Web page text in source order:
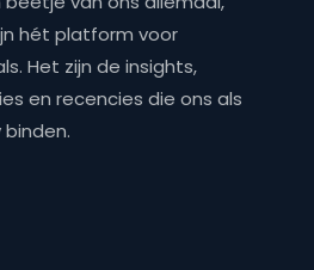
hét platform voor
Het zijn de insights,
en recencies die ons als